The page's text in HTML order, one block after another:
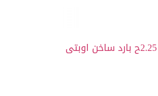
تكييف كاريير 2.25ح بارد ساخن اوبتى